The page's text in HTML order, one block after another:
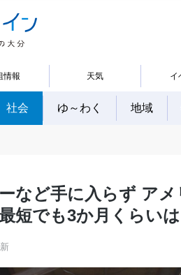
情報 天気 イ
社会 ゆ～わく 地域
など手に入らず ア
短でも3か月くらい